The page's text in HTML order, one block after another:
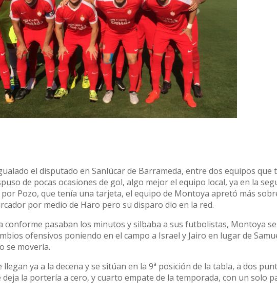
el disputado en Sanlúcar de Barrameda, entre dos equipos que
de pocas ocasiones de gol, algo mejor el equipo local, ya en la
Pozo, que tenía una tarjeta, el equipo de Montoya apretó más
por medio de Haro pero su disparo dio en la red.
conforme pasaban los minutos y silbaba a sus futbolistas, Montoya
ofensivos poniendo en el campo a Israel y Jairo en lugar de
se movería.
ya a la decena y se sitúan en la 9ª posición de la tabla, a dos
la portería a cero, y cuarto empate de la temporada, con un solo